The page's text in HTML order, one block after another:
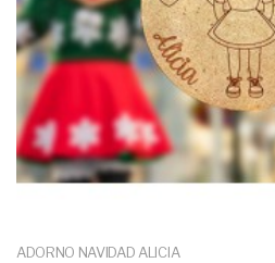
ADORNO NAVIDAD ALICIA